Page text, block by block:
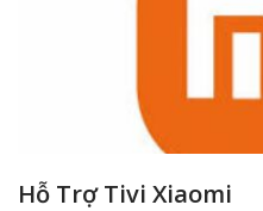
Hỗ Trợ Tivi Xiaomi